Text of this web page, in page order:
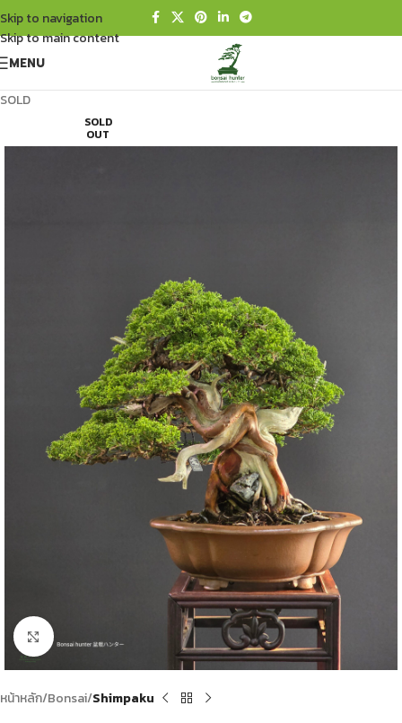
Skip to navigation
Skip to main content
MENU
SOLD
SOLD
OUT
Click to enlarge
หน้าหลัก Bonsai Shimpaku